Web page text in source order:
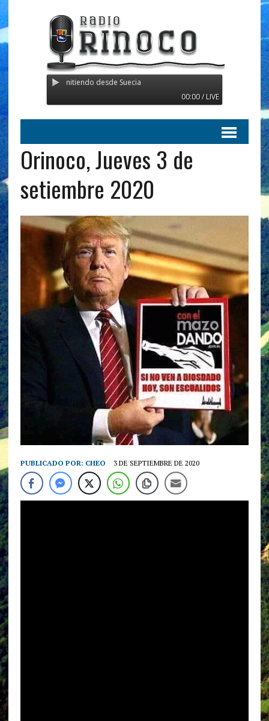
- Transmitiendo desde Suecia
00:00 / LIVE
Orinoco, Jueves 3 de
setiembre 2020
PUBLICADO POR: CHEO 3 DE SEPTIEMBRE DE 2020